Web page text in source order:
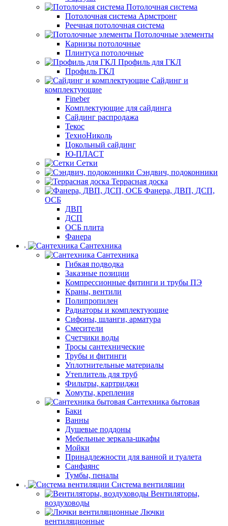
Потолочная система
Потолочная система Армстронг
Реечная потолочная система
Потолочные элементы
Карнизы потолочные
Плинтуса потолочные
Профиль для ГКЛ
Профиль ГКЛ
Сайдинг и
комплектующие
Fineber
Комплектующие для сайдинга
Сайдинг распродажа
Текос
ТехноНиколь
Цокольный сайдинг
Ю-ПЛАСТ
Сетки
Сэндвич, подоконники
Террасная доска
Фанера, ДВП, ДСП,
ОСБ
ДВП
ДСП
ОСБ плита
Фанера
Сантехника
Сантехника
Гибкая подводка
Заказные позиции
Компрессионные фитинги и трубы ПЭ
Краны, вентили
Полипропилен
Радиаторы и комплектующие
Сифоны, шланги, арматура
Смесители
Счетчики воды
Тросы сантехнические
Трубы и фитинги
Уплотнительные материалы
Утеплитель для труб
Фильтры, картриджи
Хомуты, крепления
Сантехника бытовая
Баки
Ванны
Душевые поддоны
Мебельные зеркала-шкафы
Мойки
Принадлежности для ванной и туалета
Санфаянс
Тумбы, пеналы
Система вентиляции
Вентиляторы,
воздуховоды
Лючки
вентиляционные